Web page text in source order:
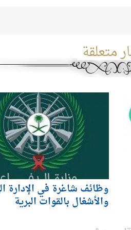
متعلقة
وظائف شاغرة في الإدارة
والأشغال بالقوات البرية